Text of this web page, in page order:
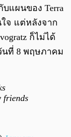
บแผนของ Terra
จ แต่หลังจาก
ก็ไม่ได้
นที่ 8 พฤษภาคม
friends